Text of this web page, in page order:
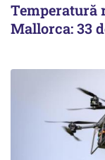
Temperatură
Mallorca: 33